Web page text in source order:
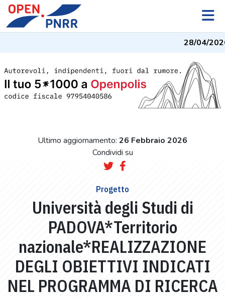
28/04/2026
Ultimo aggiornamento: 26 Febbraio 2026
Condividi su
Progetto
Università degli Studi di
PADOVA*Territorio
nazionale*REALIZZAZIONE
DEGLI OBIETTIVI INDICATI
NEL PROGRAMMA DI RICERCA